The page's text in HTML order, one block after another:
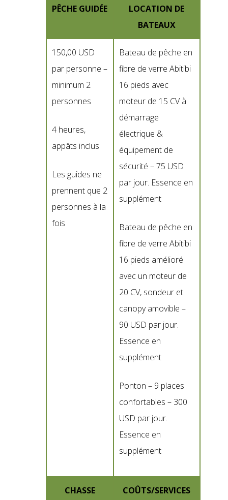
PÊCHE GUIDÉE
LOCATION DE
BATEAUX
150,00 USD
par personne –
minimum 2
personnes
4 heures,
appâts inclus
Les guides ne
prennent que 2
personnes à la
fois
Bateau de pêche en
fibre de verre Abitibi
16 pieds avec
moteur de 15 CV à
démarrage
électrique &
équipement de
sécurité – 75 USD
par jour. Essence en
supplément
Bateau de pêche en
fibre de verre Abitibi
16 pieds amélioré
avec un moteur de
20 CV, sondeur et
canopy amovible –
90 USD par jour.
Essence en
supplément
Ponton – 9 places
confortables – 300
USD par jour.
Essence en
supplément
CHASSE
COÛTS/SERVICES